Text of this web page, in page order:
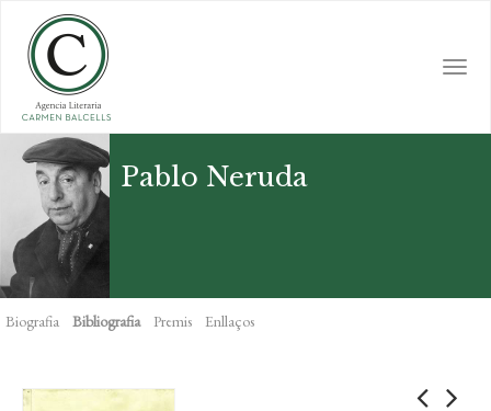
main
content
Pablo Neruda
Biografia Bibliografia Premis Enllaços